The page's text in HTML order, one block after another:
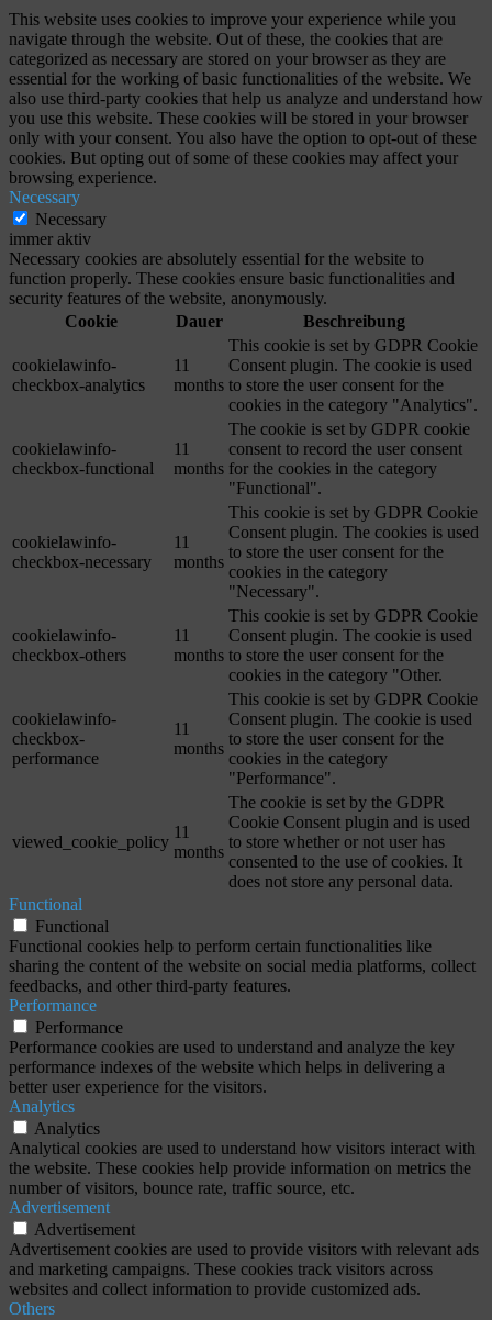
This website uses cookies to improve your experience while you
navigate through the website. Out of these, the cookies that are
categorized as necessary are stored on your browser as they are
essential for the working of basic functionalities of the website. We
also use third-party cookies that help us analyze and understand how
you use this website. These cookies will be stored in your browser
only with your consent. You also have the option to opt-out of these
cookies. But opting out of some of these cookies may affect your
browsing experience.
Necessary
Necessary
immer aktiv
Necessary cookies are absolutely essential for the website to
function properly. These cookies ensure basic functionalities and
security features of the website, anonymously.
Cookie
Dauer Beschreibung
cookielawinfo-
checkbox-analytics
11
months
This cookie is set by GDPR Cookie
Consent plugin. The cookie is used
to store the user consent for the
cookies in the category "Analytics".
cookielawinfo-
checkbox-functional
11
months
The cookie is set by GDPR cookie
consent to record the user consent
for the cookies in the category
"Functional".
cookielawinfo-
checkbox-necessary
11
months
This cookie is set by GDPR Cookie
Consent plugin. The cookies is used
to store the user consent for the
cookies in the category
"Necessary".
cookielawinfo-
checkbox-others
11
months
This cookie is set by GDPR Cookie
Consent plugin. The cookie is used
to store the user consent for the
cookies in the category "Other.
cookielawinfo-
checkbox-
performance
11
months
This cookie is set by GDPR Cookie
Consent plugin. The cookie is used
to store the user consent for the
cookies in the category
"Performance".
viewed_cookie_policy
11
months
The cookie is set by the GDPR
Cookie Consent plugin and is used
to store whether or not user has
consented to the use of cookies. It
does not store any personal data.
Functional
Functional
Functional cookies help to perform certain functionalities like
sharing the content of the website on social media platforms, collect
feedbacks, and other third-party features.
Performance
Performance
Performance cookies are used to understand and analyze the key
performance indexes of the website which helps in delivering a
better user experience for the visitors.
Analytics
Analytics
Analytical cookies are used to understand how visitors interact with
the website. These cookies help provide information on metrics the
number of visitors, bounce rate, traffic source, etc.
Advertisement
Advertisement
Advertisement cookies are used to provide visitors with relevant ads
and marketing campaigns. These cookies track visitors across
websites and collect information to provide customized ads.
Others